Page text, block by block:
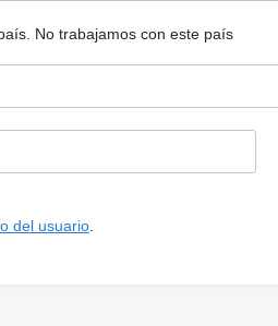
No trabajamos con este país
del usuario.